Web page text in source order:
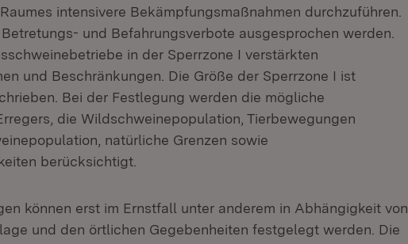
intensivere Bekämpfungsmaßnahmen durchzuführen.
und Befahrungsverbote ausgesprochen werden.
in der Sperrzone I verstärkten
und Beschränkungen. Die Größe der Sperrzone I ist
Bei der Festlegung werden die mögliche
die Wildschweinepopulation, Tierbewegungen
natürliche Grenzen sowie
berücksichtigt.
können erst im Ernstfall unter anderem in Abhängigkeit von
und den örtlichen Gegebenheiten festgelegt werden. Die